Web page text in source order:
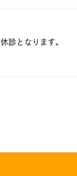
診となります。